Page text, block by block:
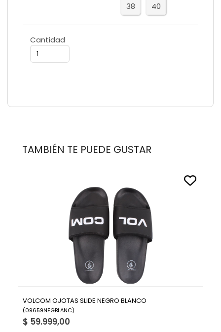
38 40
Cantidad
TAMBIÉN TE PUEDE GUSTAR
VOLCOM OJOTAS SLIDE NEGRO BLANCO
(09659NEGBLANC)
$ 59.999,00